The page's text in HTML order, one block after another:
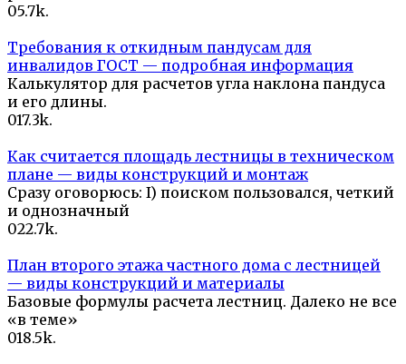
05.7k.
Требования к откидным пандусам для
инвалидов ГОСТ — подробная информация
Калькулятор для расчетов угла наклона пандуса
и его длины.
017.3k.
Как считается площадь лестницы в техническом
плане — виды конструкций и монтаж
Сразу оговорюсь: I) поиском пользовался, четкий
и однозначный
022.7k.
План второго этажа частного дома с лестницей
— виды конструкций и материалы
Базовые формулы расчета лестниц. Далеко не все
«в теме»
018.5k.